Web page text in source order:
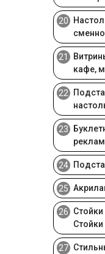
20
21
кафе,
22
23
24
25
26
27